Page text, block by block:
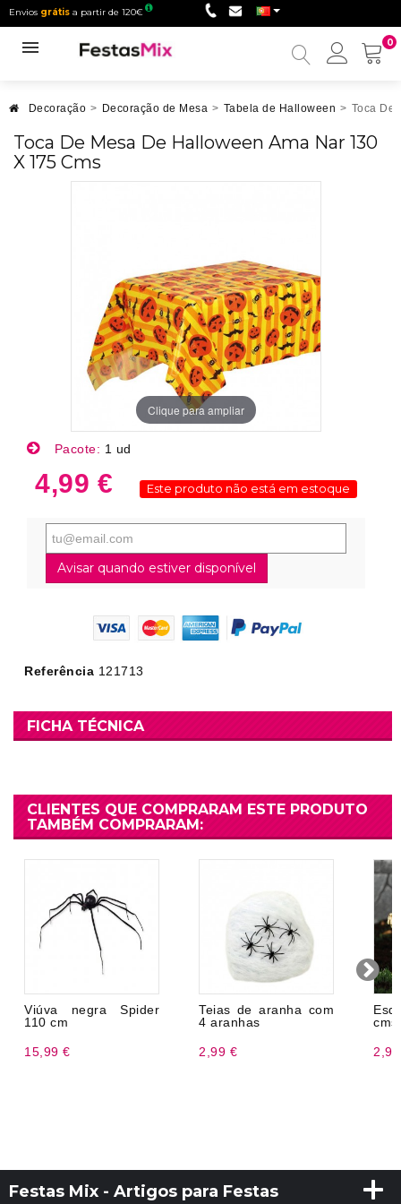
Envios grátis a partir de 120€
0
Minha
Decoração > Decoração de Mesa > Tabela de Halloween > Toca De
Toca De Mesa De Halloween Ama Nar 130
X 175 Cms
Clique para ampliar
Pacote: 1 ud
4,99 € Este produto não está em estoque
Avisar quando estiver disponível
Referência 121713
FICHA TÉCNICA
CLIENTES QUE COMPRARAM ESTE PRODUTO
TAMBÉM COMPRARAM:
Viúva negra Spider
110 cm
15,99 €
Teias de aranha com
4 aranhas
2,99 €
cms
Festas Mix - Artigos para Festas